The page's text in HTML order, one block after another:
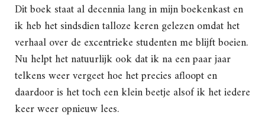
Dit boek staat al decennia lang in mijn boekenkast en
ik heb het sindsdien talloze keren gelezen omdat het
verhaal over de excentrieke studenten me blijft boeien.
Nu helpt het natuurlijk ook dat ik na een paar jaar
telkens weer vergeet hoe het precies afloopt en
daardoor is het toch een klein beetje alsof ik het iedere
keer weer opnieuw lees.